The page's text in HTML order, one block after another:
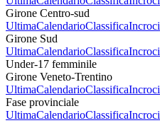
Girone Centro-sud
UltimaCalendarioClassificaIncroci
Girone Sud
UltimaCalendarioClassificaIncroci
Under-17 femminile
Girone Veneto-Trentino
UltimaCalendarioClassificaIncroci
Fase provinciale
UltimaCalendarioClassificaIncroci